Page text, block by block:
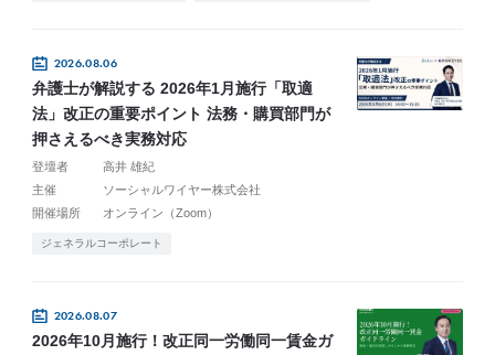
2026.08.06
弁護士が解説する 2026年1月施行「取適
法」改正の重要ポイント 法務・購買部門が
押さえるべき実務対応
登壇者
高井 雄紀
主催
ソーシャルワイヤー株式会社
開催場所
オンライン（Zoom）
ジェネラルコーポレート
2026.08.07
2026年10月施行！改正同一労働同一賃金ガ